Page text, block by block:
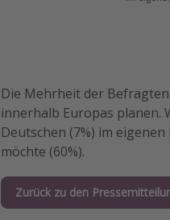
Die Mehrheit der
innerhalb Europas planen.
Deutschen (7%) im
möchte (60%).
Zurück zu den